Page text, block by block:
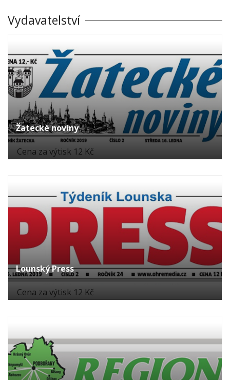
Vydavatelství
Žatecké noviny
Cena za výtisk 12 Kč
Lounský Press
Cena za výtisk 12 Kč